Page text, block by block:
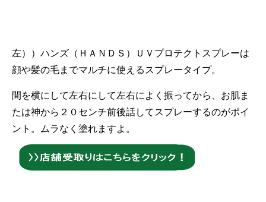
左））ハンズ（ＨＡＮＤＳ）ＵＶプロテクトスプレーは
顔や髪の毛までマルチに使えるスプレータイプ。
間を横にして左右にして左右によく振ってから、お肌ま
たは神から２０センチ前後話してスプレーするのがポイ
ント。ムラなく塗れますよ。